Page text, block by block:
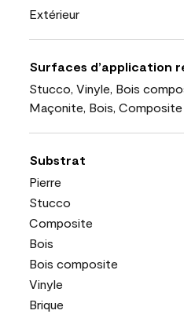
Extérieur
Surfaces d’application
Stucco, Vinyle, Bois
Maçonite, Bois, Composite
Substrat
Pierre
Stucco
Composite
Bois
Bois composite
Vinyle
Brique